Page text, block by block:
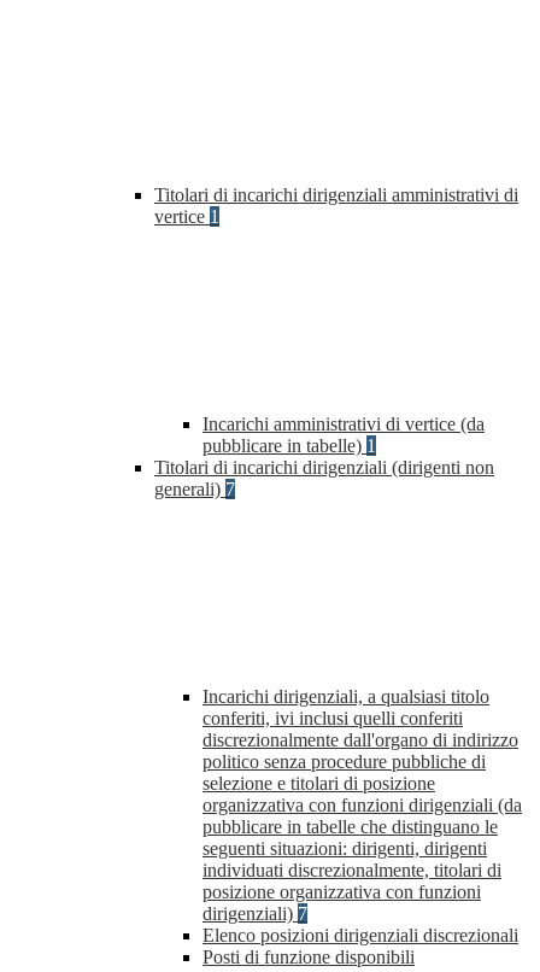
Titolari di incarichi dirigenziali amministrativi di
vertice 1
Incarichi amministrativi di vertice (da
pubblicare in tabelle) 1
Titolari di incarichi dirigenziali (dirigenti non
generali) 7
Incarichi dirigenziali, a qualsiasi titolo
conferiti, ivi inclusi quelli conferiti
discrezionalmente dall'organo di indirizzo
politico senza procedure pubbliche di
selezione e titolari di posizione
organizzativa con funzioni dirigenziali (da
pubblicare in tabelle che distinguano le
seguenti situazioni: dirigenti, dirigenti
individuati discrezionalmente, titolari di
posizione organizzativa con funzioni
dirigenziali) 7
Elenco posizioni dirigenziali discrezionali
Posti di funzione disponibili